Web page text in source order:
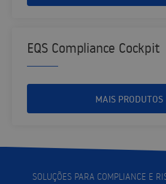
EQS Compliance Cockpit
MAIS PRODUTOS
SOLUÇÕES PARA COMPLIANCE E